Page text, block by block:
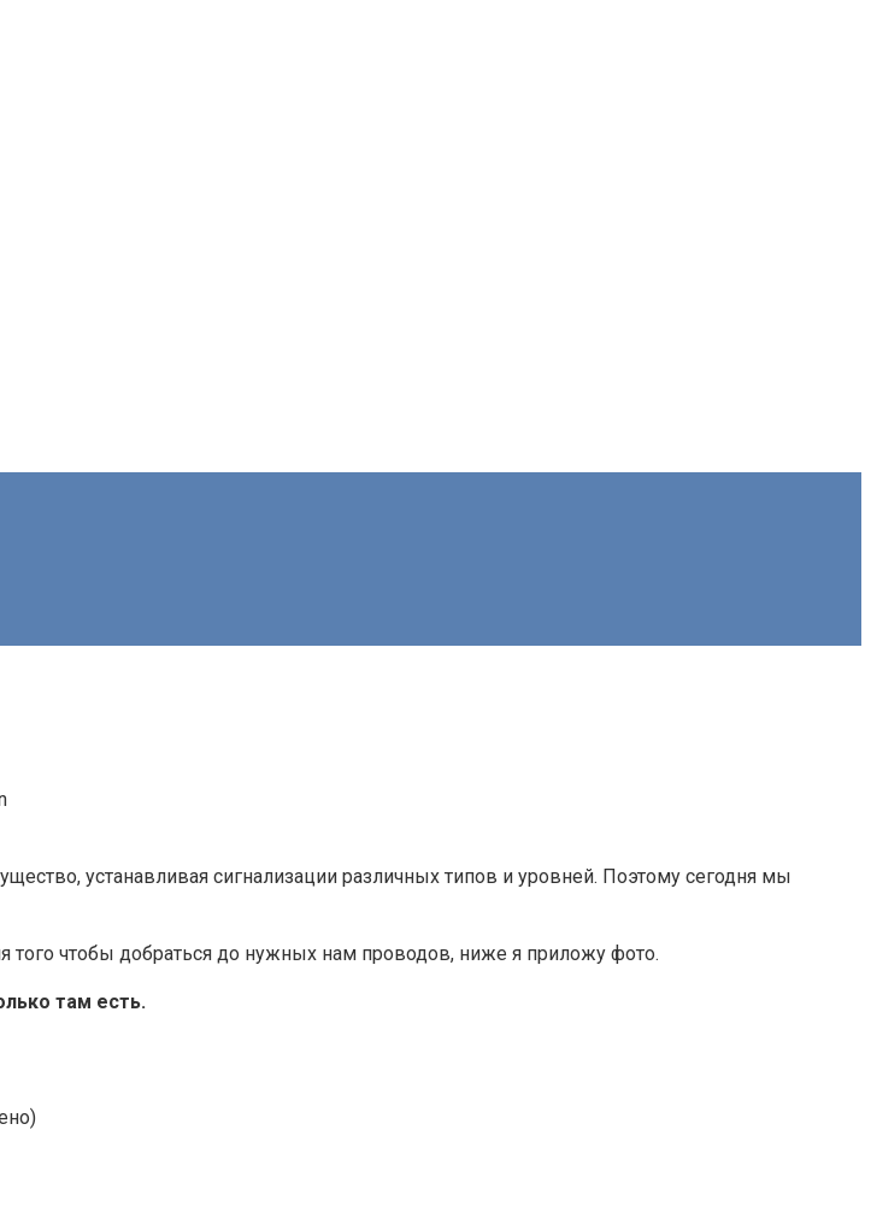
устанавливая сигнализации различных типов и уровней. Поэтому сегодня мы
чтобы добраться до нужных нам проводов, ниже я приложу фото.
там есть.